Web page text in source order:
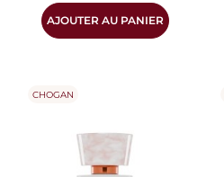
AJOUTER AU PANIER
CHOGAN